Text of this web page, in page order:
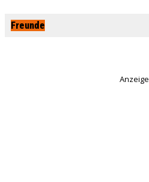
Freunde
Anzeige